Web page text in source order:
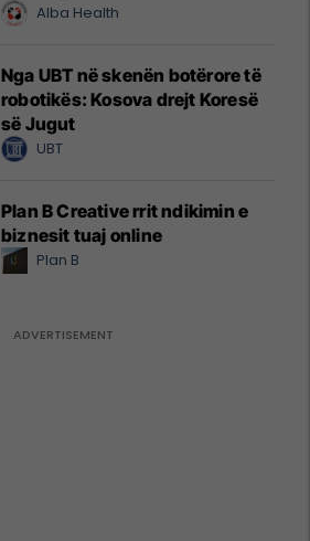
Alba Health
Nga UBT në skenën botërore të
robotikës: Kosova drejt Koresë
së Jugut
UBT
Plan B Creative rrit ndikimin e
biznesit tuaj online
Plan B